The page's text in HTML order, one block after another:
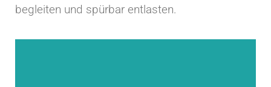
begleiten und spürbar entlasten.